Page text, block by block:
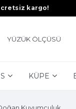
kargo!
YÜZÜK ÖLÇÜSÜ
KÜPE